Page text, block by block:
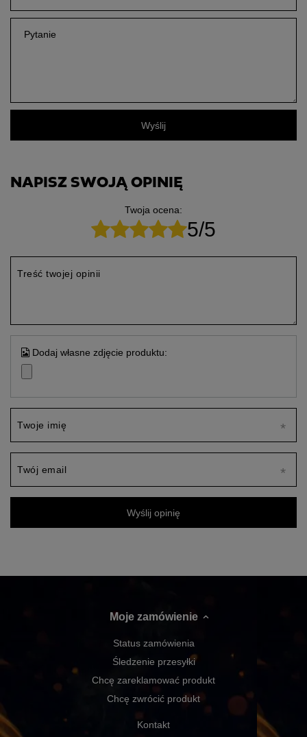
Pytanie
Wyślij
NAPISZ SWOJĄ OPINIĘ
Twoja ocena:
5/5
Treść twojej opinii
Dodaj własne zdjęcie produktu:
Twoje imię
Twój email
Wyślij opinię
Moje zamówienie
Status zamówienia
Śledzenie przesyłki
Chcę zareklamować produkt
Chcę zwrócić produkt
Kontakt